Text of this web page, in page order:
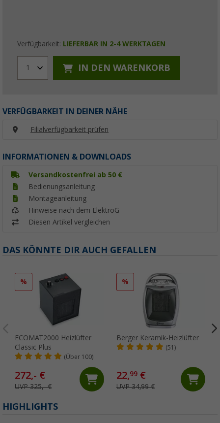
Verfügbarkeit: LIEFERBAR IN 2-4 WERKTAGEN
1 IN DEN WARENKORB
VERFÜGBARKEIT IN DEINER NÄHE
Filialverfügbarkeit prüfen
INFORMATIONEN & DOWNLOADS
Versandkostenfrei ab 50 €
Bedienungsanleitung
Montageanleitung
Hinweise nach dem ElektroG
Diesen Artikel vergleichen
DAS KÖNNTE DIR AUCH GEFALLEN
%
ECOMAT2000 Heizlüfter
Classic Plus
(Über 100)
272,- €
UVP 325,- €
%
Berger Keramik-Heizlüfter
(51)
22,99€
UVP 34,99 €
HIGHLIGHTS